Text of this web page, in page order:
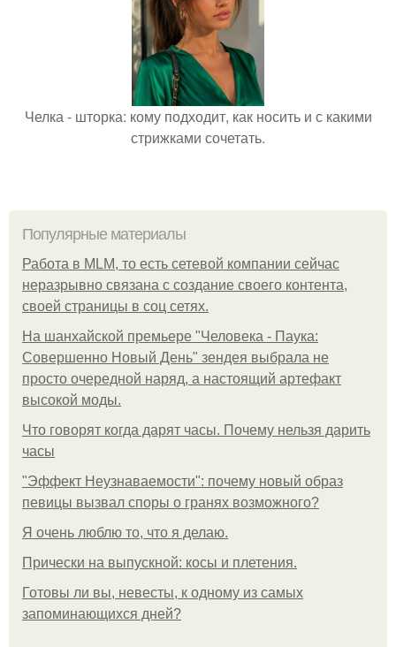
Челка - шторка: кому подходит, как носить и с какими
стрижками сочетать.
Популярные материалы
Работа в MLM, то есть сетевой компании сейчас
неразрывно связана с создание своего контента,
своей страницы в соц сетях.
На шанхайской премьере "Человека - Паука:
Совершенно Новый День" зендея выбрала не
просто очередной наряд, а настоящий артефакт
высокой моды.
Что говорят когда дарят часы. Почему нельзя дарить
часы
"Эффект Неузнаваемости": почему новый образ
певицы вызвал споры о гранях возможного?
Я очень люблю то, что я делаю.
Прически на выпускной: косы и плетения.
Готовы ли вы, невесты, к одному из самых
запоминающихся дней?